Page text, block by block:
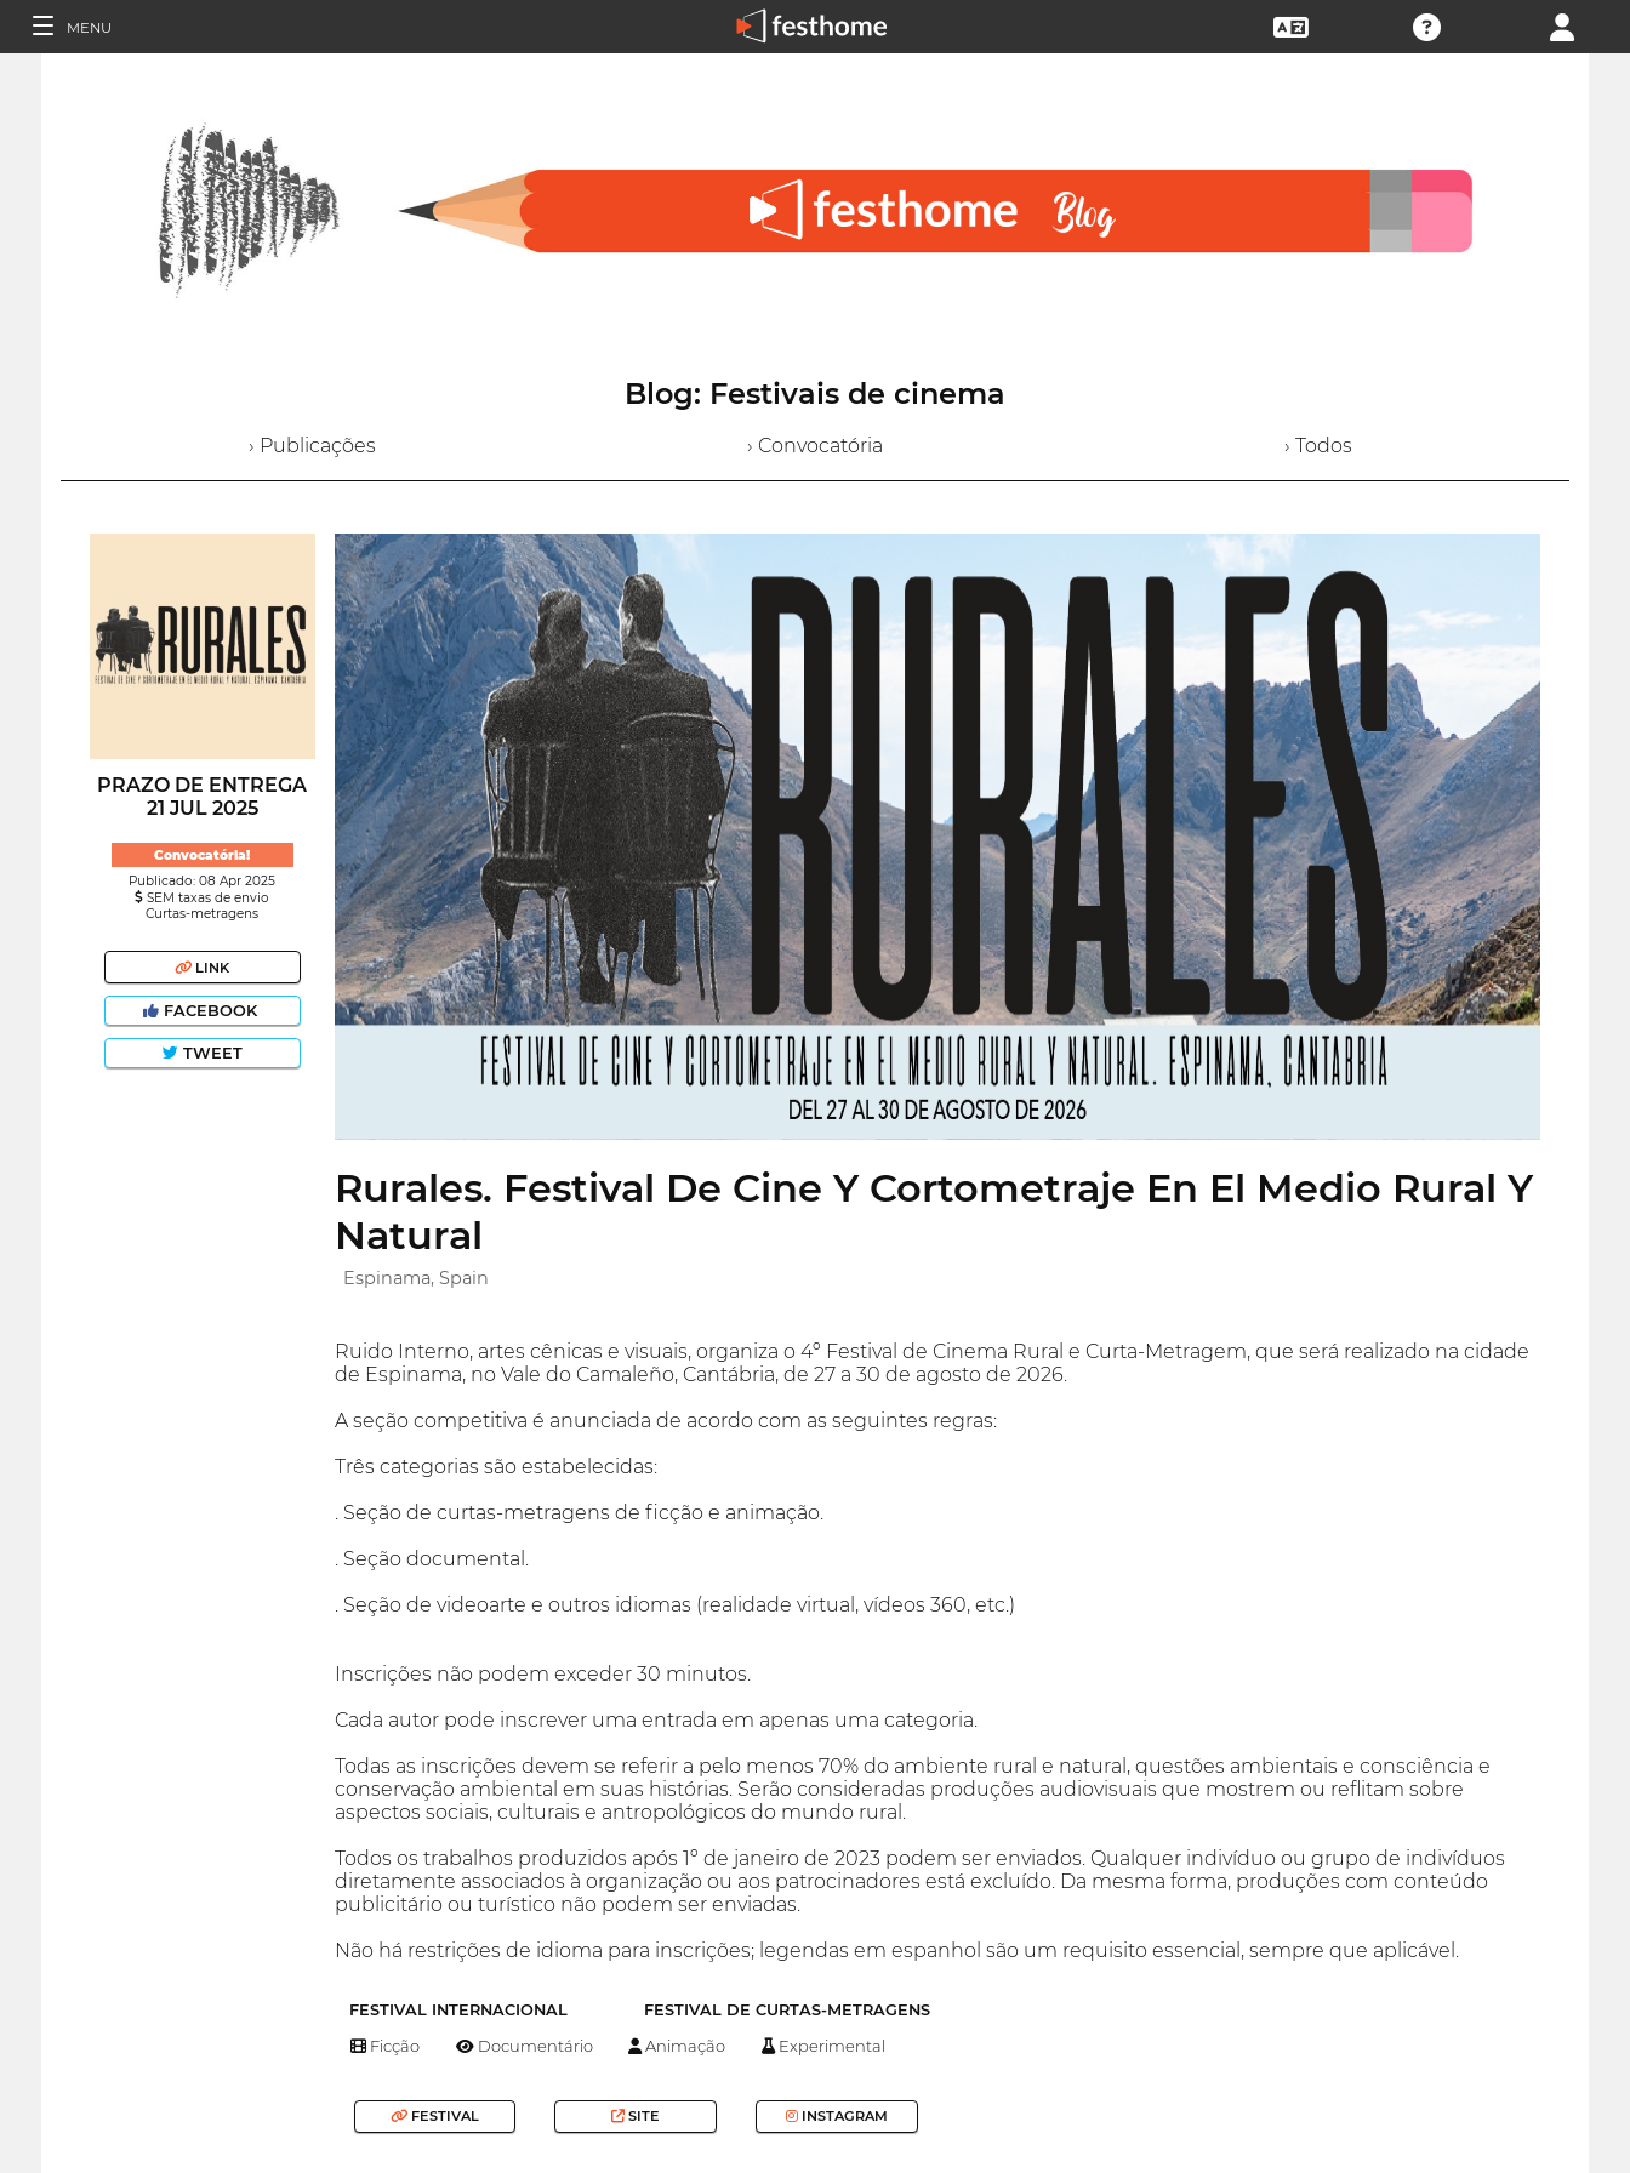
MENU
Blog: Festivais de cinema
› Publicações › Convocatória › Todos
PRAZO DE ENTREGA
21 JUL 2025
Convocatória!
Publicado: 08 Apr 2025
SEM taxas de envio
Curtas-metragens
LINK
FACEBOOK
TWEET
Rurales. Festival De Cine Y Cortometraje En El Medio Rural Y
Natural
Espinama, Spain
Ruido Interno, artes cênicas e visuais, organiza o 4º Festival de Cinema Rural e Curta-Metragem, que será realizado na cidade
de Espinama, no Vale do Camaleño, Cantábria, de 27 a 30 de agosto de 2026.
A seção competitiva é anunciada de acordo com as seguintes regras:
Três categorias são estabelecidas:
. Seção de curtas-metragens de ficção e animação.
. Seção documental.
. Seção de videoarte e outros idiomas (realidade virtual, vídeos 360, etc.)
Inscrições não podem exceder 30 minutos.
Cada autor pode inscrever uma entrada em apenas uma categoria.
Todas as inscrições devem se referir a pelo menos 70% do ambiente rural e natural, questões ambientais e consciência e
conservação ambiental em suas histórias. Serão consideradas produções audiovisuais que mostrem ou reflitam sobre
aspectos sociais, culturais e antropológicos do mundo rural.
Todos os trabalhos produzidos após 1º de janeiro de 2023 podem ser enviados. Qualquer indivíduo ou grupo de indivíduos
diretamente associados à organização ou aos patrocinadores está excluído. Da mesma forma, produções com conteúdo
publicitário ou turístico não podem ser enviadas.
Não há restrições de idioma para inscrições; legendas em espanhol são um requisito essencial, sempre que aplicável.
FESTIVAL INTERNACIONAL FESTIVAL DE CURTAS-METRAGENS
Ficção Documentário Animação Experimental
FESTIVAL SITE INSTAGRAM